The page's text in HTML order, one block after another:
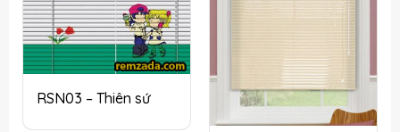
RSN03 – Thiên sứ